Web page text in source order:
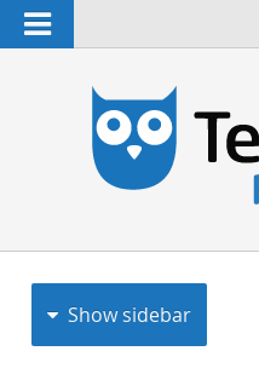
Navigation
Show sidebar